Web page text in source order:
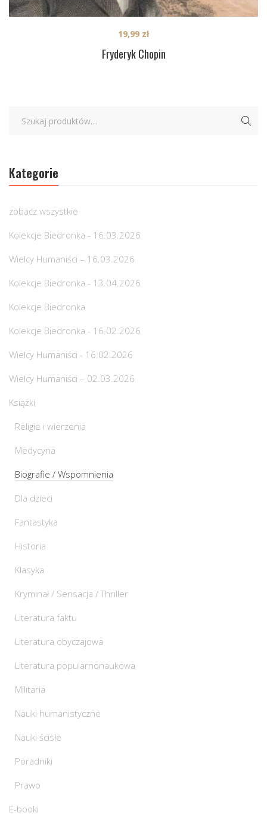
Fryderyk Chopin
19,99 zł
Kategorie
zobacz wszystkie
Kolekcje Biedronka - 16.03.2026
Wielcy Humaniści – 16.03.2026
Kolekcje Biedronka - 13.04.2026
Kolekcje Biedronka
Kolekcje Biedronka - 16.02.2026
Wielcy Humaniści - 16.02.2026
Wielcy Humaniści – 02.03.2026
Książki
Religie i wierzenia
Medycyna
Biografie / Wspomnienia
Dla dzieci
Fantastyka
Historia
Klasyka
Kryminał / Sensacja / Thriller
Literatura faktu
Literatura obyczajowa
Literatura popularnonaukowa
Militaria
Nauki humanistyczne
Nauki ścisłe
Poradniki
Prawo
E-booki